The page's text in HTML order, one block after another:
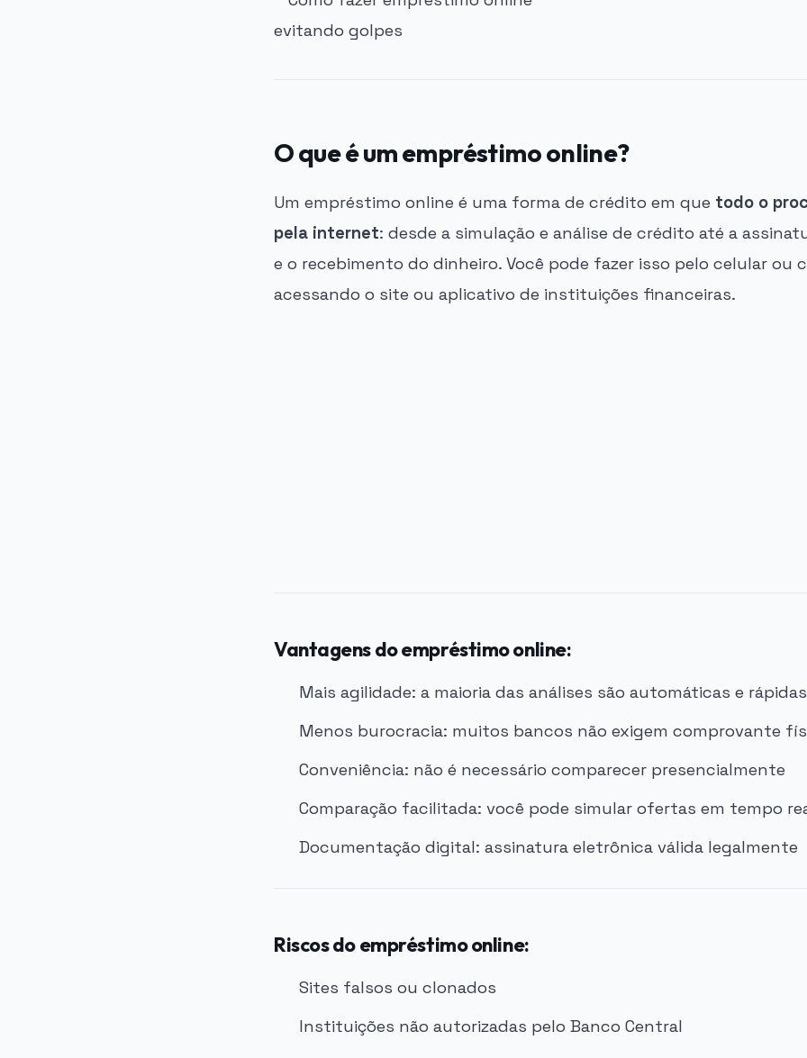
O que é um empréstimo online?
Um empréstimo online é uma forma de crédito em que todo o
pela internet: desde a simulação e análise de crédito até a
e o recebimento do dinheiro. Você pode fazer isso pelo celular ou
acessando o site ou aplicativo de instituições financeiras.
Vantagens do empréstimo online:
Mais agilidade: a maioria das análises são automáticas e rápidas
Menos burocracia: muitos bancos não exigem comprovante
Conveniência: não é necessário comparecer presencialmente
Comparação facilitada: você pode simular ofertas em tempo
Documentação digital: assinatura eletrônica válida legalmente
Riscos do empréstimo online:
Sites falsos ou clonados
Instituições não autorizadas pelo Banco Central